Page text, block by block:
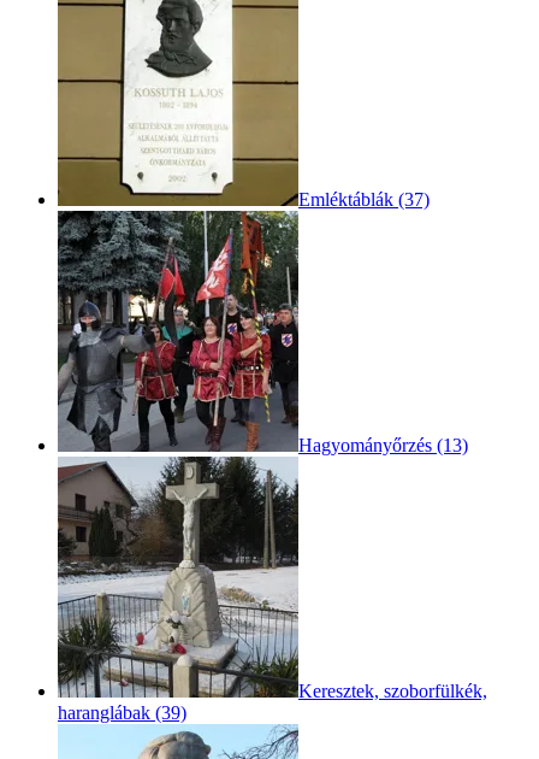
Emléktáblák (37)
Hagyományőrzés (13)
Keresztek, szoborfülkék,
haranglábak (39)